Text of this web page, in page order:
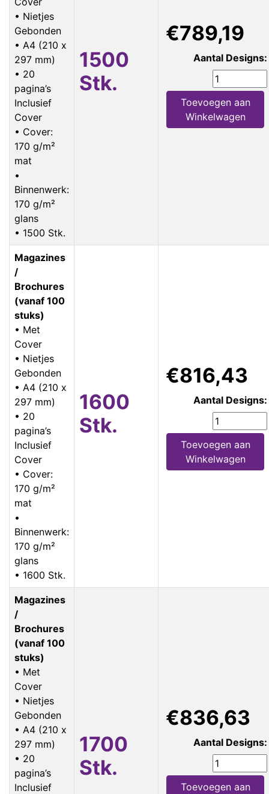
• Nietjes
Gebonden
• A4 (210 x
297 mm)
• 20
pagina’s
Inclusief
Cover
• Cover:
170 g/m²
mat
•
Binnenwerk:
170 g/m²
glans
• 1500 Stk.
1500
Stk.
€789,19
Aantal Designs:
Toevoegen aan
Winkelwagen
Magazines
/
Brochures
(vanaf 100
stuks)
• Met
Cover
• Nietjes
Gebonden
• A4 (210 x
297 mm)
• 20
pagina’s
Inclusief
Cover
• Cover:
170 g/m²
mat
•
Binnenwerk:
170 g/m²
glans
• 1600 Stk.
1600
Stk.
€816,43
Aantal Designs:
Toevoegen aan
Winkelwagen
Magazines
/
Brochures
(vanaf 100
stuks)
• Met
Cover
• Nietjes
Gebonden
• A4 (210 x
297 mm)
• 20
pagina’s
Inclusief
1700
Stk.
€836,63
Aantal Designs:
Toevoegen aan